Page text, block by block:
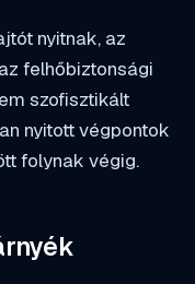
nyitnak, az
az felhőbiztonsági
szofisztikált
nyitott végpontok
folynak végig.